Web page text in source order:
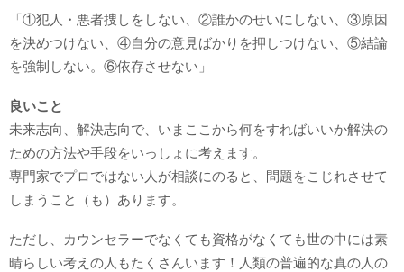
「①犯人・悪者捜しをしない、②誰かのせいにしない、③原因
を決めつけない、④自分の意見ばかりを押しつけない、⑤結論
を強制しない。⑥依存させない」
良いこと
未来志向、解決志向で、いまここから何をすればいいか解決の
ための方法や手段をいっしょに考えます。
専門家でプロではない人が相談にのると、問題をこじれさせて
しまうこと（も）あります。
ただし、カウンセラーでなくても資格がなくても世の中には素
晴らしい考えの人もたくさんいます！人類の普遍的な真の人の